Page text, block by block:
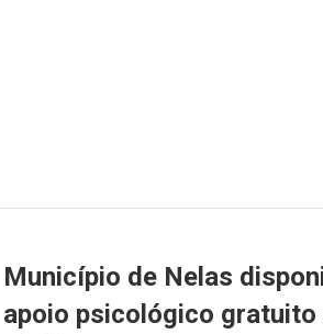
Município de Nelas
apoio psicológico gratuito